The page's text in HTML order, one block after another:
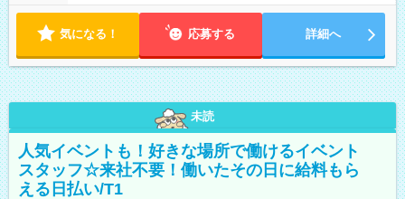
気になる！ 応募する 詳細へ
未読
人気イベントも！好きな場所で働けるイベント
スタッフ☆来社不要！働いたその日に給料もら
える日払い/T1